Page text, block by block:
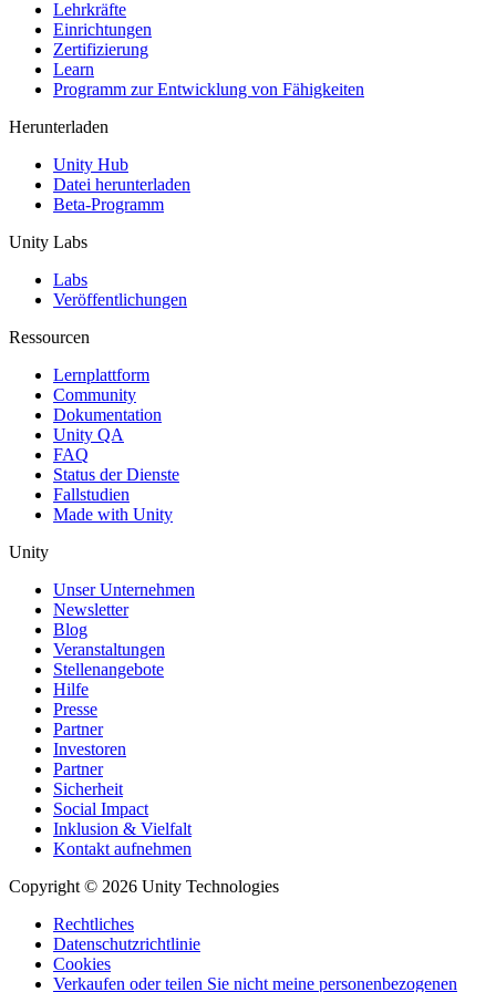
XR-Spiele
XR-Spiele plattformübergreifend starten
Multiplayer-Spiele
Vereinfachte Entwicklung von Multiplayer-Spielen
Lehrkräfte
Einrichtungen
Zertifizierung
Learn
Programm zur Entwicklung von Fähigkeiten
Herunterladen
Unity Hub
Datei herunterladen
Beta-Programm
Unity Labs
Labs
Veröffentlichungen
Ressourcen
Lernplattform
Community
Dokumentation
Unity QA
FAQ
Status der Dienste
Fallstudien
Made with Unity
Unity
Unser Unternehmen
Newsletter
Blog
Veranstaltungen
Stellenangebote
Hilfe
Presse
Partner
Investoren
Partner
Sicherheit
Social Impact
Inklusion & Vielfalt
Kontakt aufnehmen
Copyright © 2026 Unity Technologies
Rechtliches
Datenschutzrichtlinie
Cookies
Verkaufen oder teilen Sie nicht meine personenbezogenen